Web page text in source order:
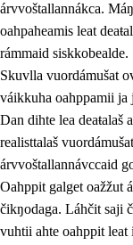
3. Skuvlla
3.1
3.2
3.3
3.4 Oahpahus
3.5
árvvoštallannákca.
oahpaheamis leat
rámmaid siskkobealde.
Skuvlla vuordámušat
váikkuha oahppamii ja
Dan dihte lea deaŧalaš
realisttalaš
árvvoštallannávccaid
Oahppit galget oažžut
čikŋodaga. Láhčit saji
vuhtii ahte oahppit leat